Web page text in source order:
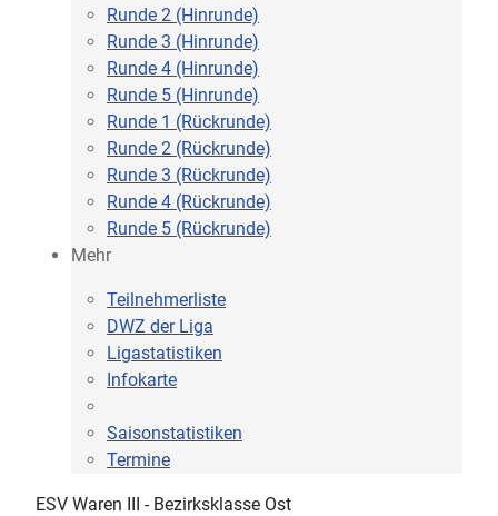
Runde 2 (Hinrunde)
Runde 3 (Hinrunde)
Runde 4 (Hinrunde)
Runde 5 (Hinrunde)
Runde 1 (Rückrunde)
Runde 2 (Rückrunde)
Runde 3 (Rückrunde)
Runde 4 (Rückrunde)
Runde 5 (Rückrunde)
Mehr
Teilnehmerliste
DWZ der Liga
Ligastatistiken
Infokarte
Saisonstatistiken
Termine
ESV Waren III - Bezirksklasse Ost